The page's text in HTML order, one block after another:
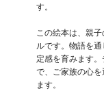
す。
この絵本は、親
ルです。物語を
定感を育みます
で、ご家族の心
ます。